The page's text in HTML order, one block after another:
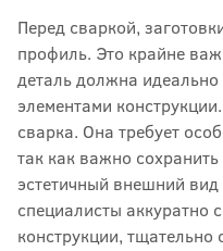
Перед сваркой,
профиль. Это крайне
деталь должна идеально
элементами
сварка. Она требует
так как важно
эстетичный внешний
специалисты аккуратно
конструкции,